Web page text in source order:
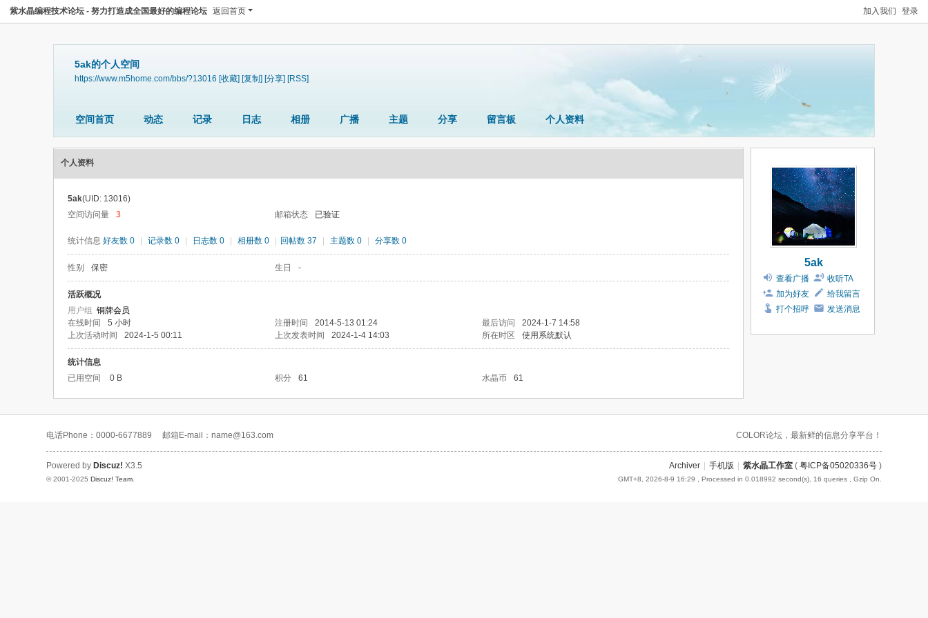
加入我们 登录
紫水晶编程技术论坛 - 努力打造成全国最好的编程论坛 返回首页
5ak的个人空间
https://www.m5home.com/bbs/?13016 [收藏] [复制] [分享] [RSS]
空间首页 动态 记录 日志 相册 广播 主题 分享 留言板 个人资料
个人资料
5ak(UID: 13016)
空间访问量
3 邮箱状态 已验证
统计信息 好友数 0 记录数 0 日志数 0 相册数 0 回帖数 37 主题数 0 分享数 0
性别 保密 生日 -
活跃概况
用户组 铜牌会员
在线时间
5 小时 注册时间 2014-5-13 01:24 最后访问
2024-1-7 14:58
上次活动时间
2024-1-5 00:11 上次发表时间 2024-1-4 14:03 所在时区 使用系统默认
统计信息
已用空间
0 B 积分 61 水晶币 61
5ak
查看广播
收听TA
加为好友
给我留言
打个招呼
发送消息
电话Phone：0000-6677889 邮箱E-mail：name@163.com COLOR论坛，最新鲜的信息分享平台！
Archiver 手机版 紫水晶工作室 ( 粤ICP备05020336号 )
GMT+8, 2026-8-9 16:29 , Processed in 0.018992 second(s), 16 queries , Gzip On.
Powered by Discuz! X3.5
© 2001-2025 Discuz! Team